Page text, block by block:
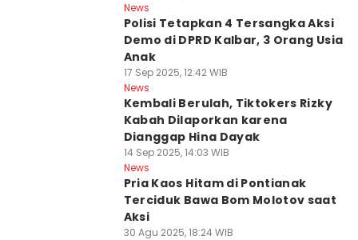
News
Polisi Tetapkan 4 Tersangka Aksi
Demo di DPRD Kalbar, 3 Orang Usia
Anak
17 Sep 2025, 12:42 WIB
News
Kembali Berulah, Tiktokers Rizky
Kabah Dilaporkan karena
Dianggap Hina Dayak
14 Sep 2025, 14:03 WIB
News
Pria Kaos Hitam di Pontianak
Terciduk Bawa Bom Molotov saat
Aksi
30 Agu 2025, 18:24 WIB